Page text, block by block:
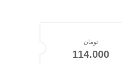
تومان
114.000